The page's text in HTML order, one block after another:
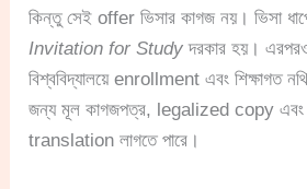
কিন্তু সেই offer ভিসার কাগজ নয়। ভিসা
Invitation for Study দরকার হয়।
বিশ্ববিদ্যালয়ে enrollment এবং শিক্ষাগত
জন্য মূল কাগজপত্র, legalized copy এবং
translation লাগতে পারে।